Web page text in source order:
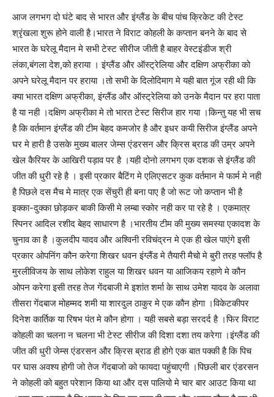
आज लगभग दो घंटे बाद से भारत और इंग्लैंड के बीच पांच क्रिकेट की टेस्ट
श्रृंखला शुरू होने वाली है।भारत ने विराट कोहली के कप्तान बनने के बाद से
भारत के घरेलू मैदान मे सभी टेस्ट सीरीज जीती है बाहर वेस्टइंडीज श्री
लंका,बंगला देश,को हराया । इंग्लैंड और ऑस्ट्रेलिया और दक्षिण अफ्रीका को
अपने घरेलू मैदान पर हराया ।तो सभी के दिलोदिमाग मे यही बात गूंज रही थी कि
क्या भारत दक्षिण अफ्रीका, इंग्लैंड और ऑस्ट्रेलिया को उनके मैदान पर हरा पाता
है या नही ।दक्षिण अफ्रीका मे तो भारत टेस्ट सिरीज हार गया ।किन्तु यह भी सच
है कि वर्तमान इंग्लैंड की टीम बेहद कमजोर है और इधर कयी सिरीज इंग्लैंड अपने
घर मे हारी है उसके मुख्य बालर जेम्स एंडरसन और क्रिस ब्राड की उम्र अपने
खेल कैरियर के आखिरी पड़ाव पर है ।यही दोनो लगभग एक दशक से इंग्लैंड की
जीत की धुरी रहे है । इसी प्रकार बैटिंग मे एलिएसटर कुक वर्तमान मे फार्म मे नही
है पिछले दस मैच मे मात्र एक सेंचुरी ही बना पाए है जो रूट जो कप्तान भी है
इक्का-दुक्का छोड़कर बाकी किसी मे लम्बा स्कोर नही कर पा रहे है । एकमात्र
स्पिनर आदिल रशीद बेहद साधारण है ।भारतीय टीम की मुख्य समस्या एकादश के
चुनाव का है ।कुलदीप यादव और अश्विनी रविचंद्रन मे एक ही खेल पाएंगे इसी
प्रकार ओपनिंग कौन करेगा शिखर धवन इंग्लैंड मे तैयारी मैचो मे बुरी तरह फ्लॉप है
मुरलीविजय के साथ लोकेश राहुल या शिखर धवन या आजिकय रहाणे मे कौन
ओपन करेगा इसी तरह तेज गेंदबाजी मे इशांत शर्मा के साथ उमेश यादव के अलावा
तीसरा गेंदबाज मोहम्मद शमी या शारदुल ठाकुर मे एक कौन होगा ।विकेटकीपर
दिनेश कार्तिक या रिषभ पंत मे कौन होगा । यही सबसे बड़ा सरदर्द है ।फिर विराट
कोहली का चलना न चलना भी टेस्ट सीरीज की दिशा दशा तय करेगा ।इंग्लैंड की
जीत की धुरी जेम्स एंडरसन और क्रिस ब्राड ही होगे एक बात पक्की है कि पिच
पर घास अवश्य होगी जो तेज गेंदबाजो को फायदा पहुंचाएगी ।पिछली बार एंडरसन
ने कोहली को बहुत परेशान किया था और दस पालियो मे चार बार आउट किया था